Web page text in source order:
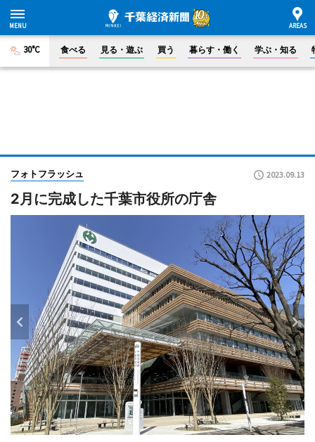
30°C 食べる 見る・遊ぶ 買う 暮らす・働く 学ぶ・知る
フォトフラッシュ 2023.09.13
2月に完成した千葉市役所の庁舎